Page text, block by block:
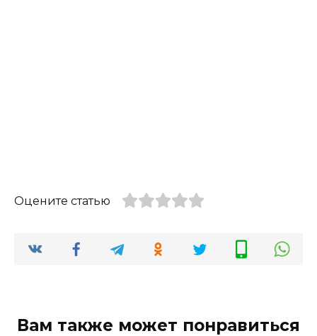
Оцените статью
Вам также может понравиться